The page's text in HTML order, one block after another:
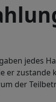
jedes
er
der